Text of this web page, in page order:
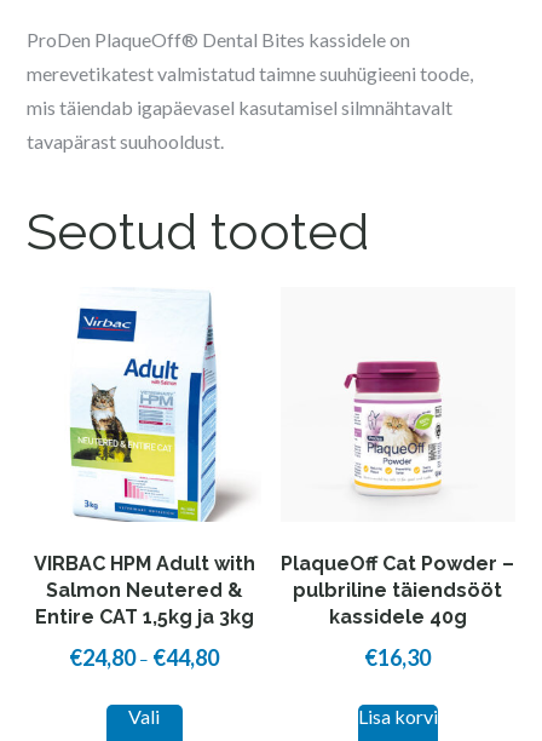
ProDen PlaqueOff® Dental Bites kassidele on
merevetikatest valmistatud taimne suuhügieeni toode,
mis täiendab igapäevasel kasutamisel silmnähtavalt
tavapärast suuhooldust.
Seotud tooted
VIRBAC HPM Adult with
Salmon Neutered &
Entire CAT 1,5kg ja 3kg
€24,80 – €44,80Price
Vali
PlaqueOff Cat Powder –
pulbriline täiendsööt
kassidele 40g
€16,30
Lisa korvi